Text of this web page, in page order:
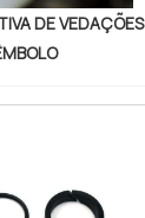
DE VEDAÇÕES